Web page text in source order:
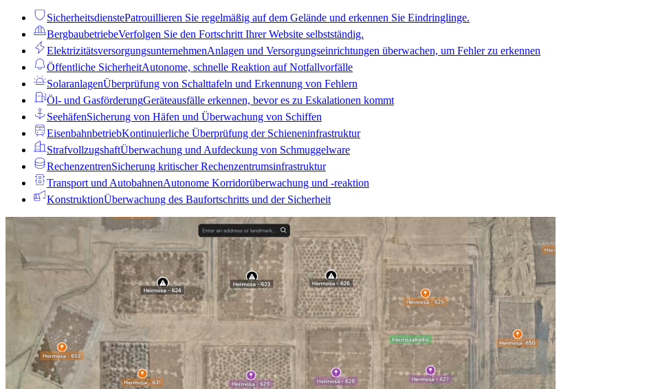
SicherheitsdienstePatrouillieren Sie regelmäßig auf dem Gelände und erkennen Sie Eindringlinge.
BergbaubetriebeVerfolgen Sie den Fortschritt Ihrer Website selbstständig.
ElektrizitätsversorgungsunternehmenAnlagen und Versorgungseinrichtungen überwachen, um Fehler zu erkennen
Öffentliche SicherheitAutonome, schnelle Reaktion auf Notfallvorfälle
SolaranlagenÜberprüfung von Schalttafeln und Erkennung von Fehlern
Öl- und GasförderungGeräteausfälle erkennen, bevor es zu Eskalationen kommt
SeehäfenSicherung von Häfen und Überwachung von Schiffen
EisenbahnbetriebKontinuierliche Überprüfung der Schieneninfrastruktur
StrafvollzugshaftÜberwachung und Aufdeckung von Schmuggelware
RechenzentrenSicherung kritischer Rechenzentrumsinfrastruktur
Transport und AutobahnenAutonome Korridorüberwachung und -reaktion
KonstruktionÜberwachung des Baufortschritts und der Sicherheit